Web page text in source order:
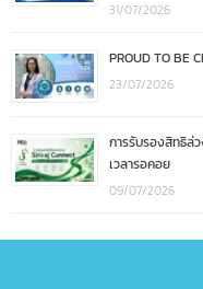
31/07/2026
PROUD TO
23/07/2026
การรับรองสิทธิล่
เวลารอคอย
09/07/2026